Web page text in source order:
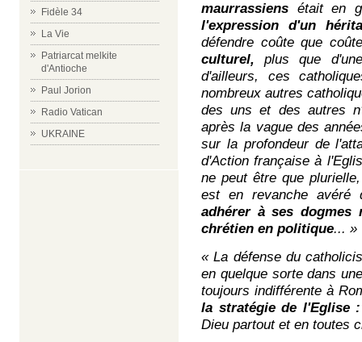
Fidèle 34
La Vie
Patriarcat melkite
d'Antioche
Paul Jorion
Radio Vatican
UKRAINE
maurrassiens était en
l'expression d'un
défendre coûte que
culturel, plus que
d'ailleurs, ces
nombreux autres
des uns et des autres
après la vague des
sur la profondeur de
d'Action française à
ne peut être que
est en revanche
adhérer à ses
chrétien en politique... »
« La défense du
en quelque sorte dans
toujours indifférente à
la stratégie de l'Eglise :
Dieu partout et en toutes